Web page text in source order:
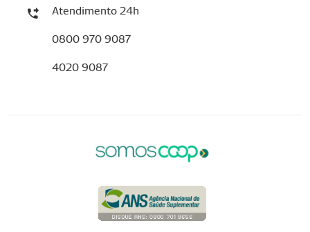
Atendimento 24h
0800 970 9087
4020 9087